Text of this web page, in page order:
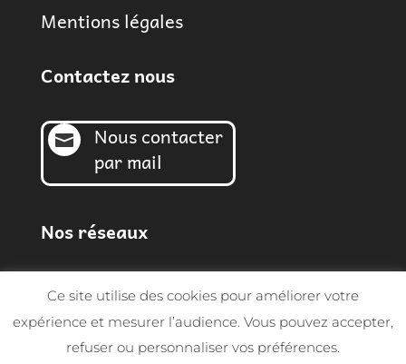
Mentions légales
Contactez nous

Nous contacter
par mail
Nos réseaux
Ce site utilise des cookies pour améliorer votre
expérience et mesurer l’audience. Vous pouvez accepter,
refuser ou personnaliser vos préférences.